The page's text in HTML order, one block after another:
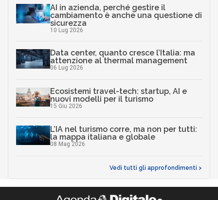
AI in azienda, perché gestire il
cambiamento è anche una questione di
sicurezza
10 Lug 2026
Data center, quanto cresce l’Italia: ma
attenzione al thermal management
06 Lug 2026
Ecosistemi travel-tech: startup, AI e
nuovi modelli per il turismo
15 Giu 2026
L’IA nel turismo corre, ma non per tutti:
la mappa italiana e globale
08 Mag 2026
Vedi tutti gli approfondimenti >